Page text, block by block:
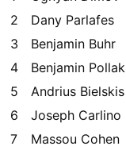
2
Dany Parlafes
3
Benjamin Buhr
4
Benjamin Pollak
5
Andrius Bielskis
6
Joseph Carlino
7
Massou Cohen